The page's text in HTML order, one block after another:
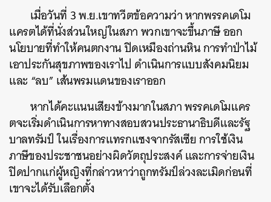
เมื่อวันที่ 3 พ.ย.เขาทวีตข้อความว่า หากพรรคเดโม
แครตได้ที่นั่งส่วนใหญ่ในสภา พวกเขาจะขึ้นภาษี ออก
นโยบายที่ทำให้คนตกงาน ปิดเหมืองถ่านหิน การทำป่าไม้
เอาประกันสุขภาพของเราไป ดำเนินการแบบสังคมนิยม
และ “ลบ” เส้นพรมแดนของเราออก
หากได้คะแนนเสียงข้างมากในสภา พรรคเดโมแคร
ตจะเริ่มดำเนินการหาทางสอบสวนประธานาธิบดีและรัฐ
บาลทรัมป์ ในเรื่องการแทรกแซงจากรัสเซีย การใช้เงิน
ภาษีของประชาชนอย่างผิดวัตถุประสงค์ และการจ่ายเงิน
ปิดปากแก่ผู้หญิงที่กล่าวหาว่าถูกทรัมป์ล่วงละเมิดก่อนที่
เขาจะได้รับเลือกตั้ง